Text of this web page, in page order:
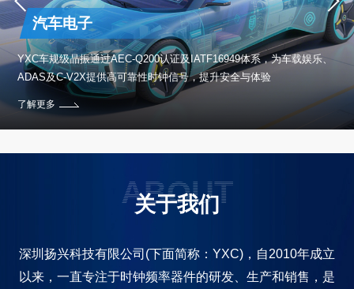
汽车电子
YXC车规级晶振通过AEC-Q200认证及IATF16949体系，为车载娱乐、
ADAS及C-V2X提供高可靠性时钟信号，提升安全与体验
了解更多
ABOUT
关于我们
深圳扬兴科技有限公司(下面简称：YXC)，自2010年成立
以来，一直专注于时钟频率器件的研发、生产和销售，是